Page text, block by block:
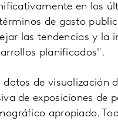
en los
de gasto
las tendencias y la
planificados".
datos de visualización
de exposiciones de
apropiado.